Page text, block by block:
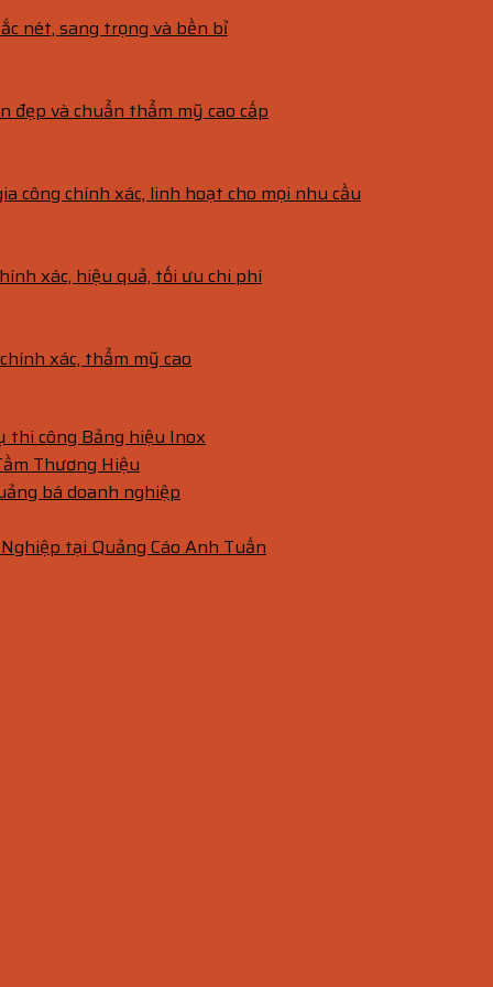
nét, sang trọng và bền bỉ
đẹp và chuẩn thẩm mỹ cao cấp
công chính xác, linh hoạt cho mọi nhu cầu
xác, hiệu quả, tối ưu chi phí
xác, thẩm mỹ cao
thi công Bảng hiệu Inox
Thương Hiệu
bá doanh nghiệp
tại Quảng Cáo Anh Tuấn